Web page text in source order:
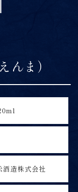
ま）
造株式会社